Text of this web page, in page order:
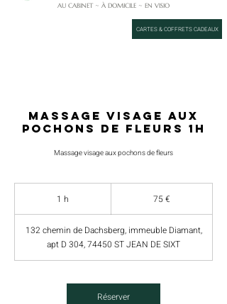
AU CABINET ~ À DOMICILE ~ EN VISIO
CARTES & COFFRETS CADEAUX
Massage visage aux
pochons de fleurs 1h
Massage visage aux pochons de fleurs
1 h 75 €
132 chemin de Dachsberg, immeuble Diamant,
apt D 304, 74450 ST JEAN DE SIXT
Réserver